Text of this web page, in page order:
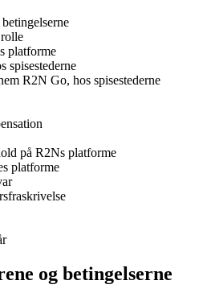
platforme
spisestederne
R2N Go, hos spisestederne
på R2Ns platforme
platforme
og betingelserne